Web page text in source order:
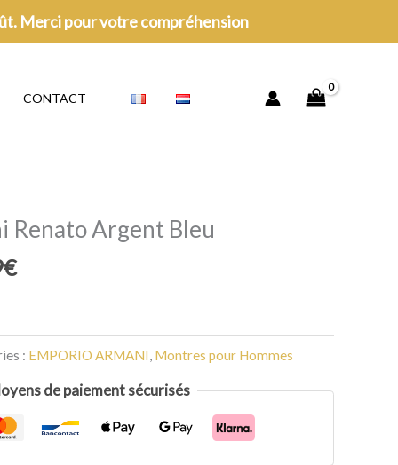
Merci pour votre compréhension
CONTACT
Renato Argent Bleu
€Le
est :
174,99€.
: EMPORIO ARMANI, Montres pour Hommes
de paiement sécurisés